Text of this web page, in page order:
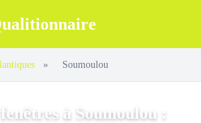
» Soumoulou
à Soumoulou :